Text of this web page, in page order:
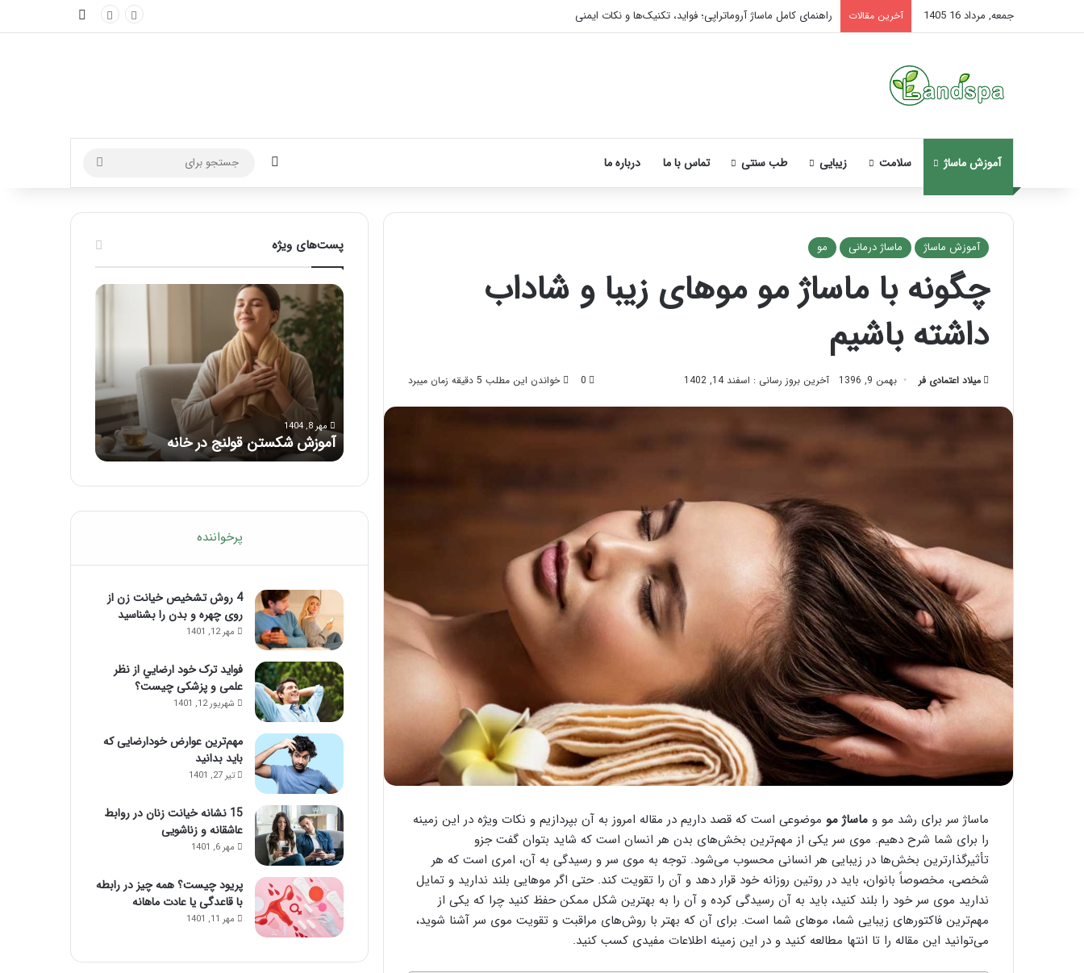
جمعه, مرداد 16 1405 آخرین مقالات راهنمای کامل ماساژ آروماتراپی؛ فواید، تکنیک‌ها و نکات ایمنی
آموزش ماساژ سلامت زیبایی طب سنتی تماس با ما درباره ما تغییر پوسته
برای
آموزش ماساژ ماساژ درمانی مو
چگونه با ماساژ مو موهای زیبا و شاداب
داشته باشیم
میلاد اعتمادی فر بهمن 9, 1396 آخرین بروز رسانی : اسفند 14, 1402 0 خواندن این مطلب 5 دقیقه زمان میبرد
ماساژ سر برای رشد مو و ماساژ مو موضوعی است که قصد داریم در مقاله امروز به آن بپردازیم و نکات ویژه در این زمینه
را برای شما شرح دهیم. موی سر یکی از مهم‌ترین بخش‌های بدن هر انسان است که شاید بتوان گفت جزو
تأثیرگذارترین بخش‌ها در زیبایی هر انسانی محسوب می‌شود. توجه به موی سر و رسیدگی به آن، امری است که هر
شخصی، مخصوصاً بانوان، باید در روتین روزانه خود قرار دهد و آن را تقویت کند. حتی اگر موهایی بلند ندارید و تمایل
ندارید موی سر خود را بلند کنید، باید به آن رسیدگی کرده و آن را به بهترین شکل ممکن حفظ کنید چرا که یکی از
مهم‌ترین فاکتورهای زیبایی شما، موهای شما است. برای آن که بهتر با روش‌های مراقبت و تقویت موی سر آشنا شوید،
می‌توانید این مقاله را تا انتها مطالعه کنید و در این زمینه اطلاعات مفیدی کسب کنید.
پست‌های ویژه
نحوه
بعد
از
تزریق
بایدها
تیر 28, 1404
بایدها و نبایدهای آن!
آموزش
شکستن
مهر 8, 1404
ماساژ
برای
بهبود
تمرکز
ذهنی؛
با
این
حواس‌جمع
شوید!
مرداد 6, 1404
ماساژ برای بهبود تمرکز ذهنی؛ با این
ماساژ حواس‌جمع شوید!
راهنمای
بعد
از
پرخواننده
4 روش تشخیص خیانت زن از
روی چهره و بدن را بشناسید
مهر 12, 1401
فواید ترک خود ارضايي از نظر
علمی و پزشکی چیست؟
شهریور 12, 1401
مهم‌ترین عوارض خودارضایی که
باید بدانید
تیر 27, 1401
15 نشانه خیانت زنان در روابط
عاشقانه و زناشویی
مهر 6, 1401
پریود چیست؟ همه چیز در رابطه
با قاعدگی یا عادت ماهانه
مهر 11, 1401